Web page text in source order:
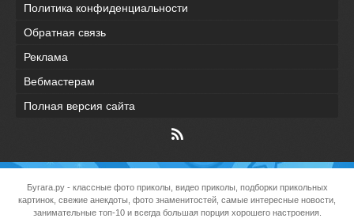
Политика конфиденциальности
Обратная связь
Реклама
Вебмастерам
Полная версия сайта
Бугага.ру- классные фото приколы, видео приколы, подборки прикольных
картинок, свежие анекдоты, фото знаменитостей, самые интересные новости,
занимательные топ-10 и всегда большая порция хорошего настроения.